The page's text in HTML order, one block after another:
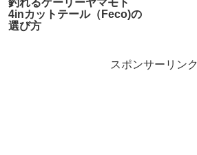
4inカットテール（Feco)の
選び方
スポンサーリンク